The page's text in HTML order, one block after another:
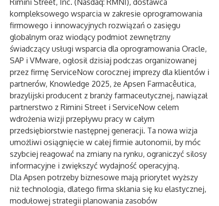
Rimini Street, Inc. (Nasdaq: RMNI), dostawca
kompleksowego wsparcia w zakresie oprogramowania
firmowego i innowacyjnych rozwiązań o zasięgu
globalnym oraz wiodący podmiot zewnętrzny
świadczący usługi wsparcia dla oprogramowania Oracle,
SAP i VMware, ogłosił dzisiaj podczas organizowanej
przez firmę ServiceNow corocznej imprezy dla klientów i
partnerów, Knowledge 2025, że Apsen Farmacêutica,
brazylijski producent z branży farmaceutycznej, nawiązał
partnerstwo z Rimini Street i ServiceNow celem
wdrożenia wizji przepływu pracy w całym
przedsiębiorstwie następnej generacji. Ta nowa wizja
umożliwi osiągnięcie w całej firmie autonomii, by móc
szybciej reagować na zmiany na rynku, ograniczyć silosy
informacyjne i zwiększyć wydajność operacyjną.
Dla Apsen potrzeby biznesowe mają priorytet wyższy
niż technologia, dlatego firma skłania się ku elastycznej,
modułowej strategii planowania zasobów